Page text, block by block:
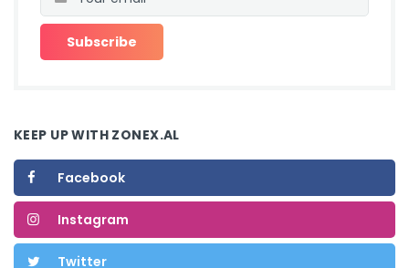
KEEP UP WITH ZONEX.AL
Facebook
Instagram
Twitter